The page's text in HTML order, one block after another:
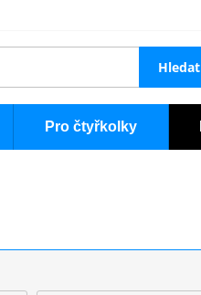
Hledat
Pro čtyřkolky